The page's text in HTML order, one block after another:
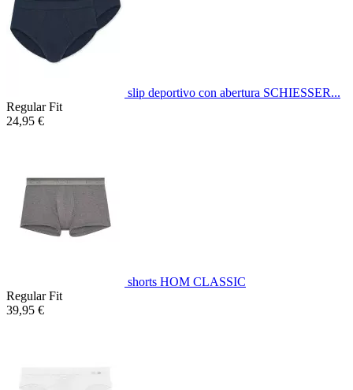
slip deportivo con abertura SCHIESSER...
Regular Fit
24,95 €
shorts HOM CLASSIC
Regular Fit
39,95 €